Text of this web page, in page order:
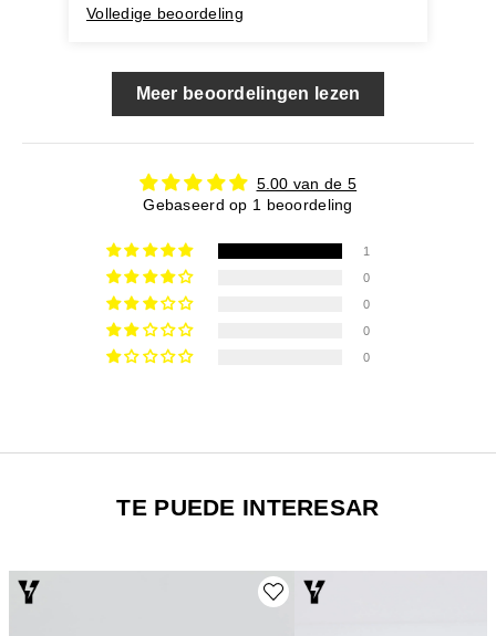
Volledige beoordeling
Meer beoordelingen lezen
5.00 van de 5
Gebaseerd op 1 beoordeling
1
0
0
0
0
TE PUEDE INTERESAR